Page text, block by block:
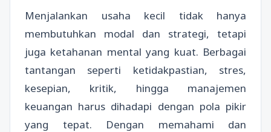
Menjalankan usaha kecil tidak hanya
membutuhkan modal dan strategi, tetapi
juga ketahanan mental yang kuat. Berbagai
tantangan seperti ketidakpastian, stres,
kesepian, kritik, hingga manajemen
keuangan harus dihadapi dengan pola pikir
yang tepat. Dengan memahami dan